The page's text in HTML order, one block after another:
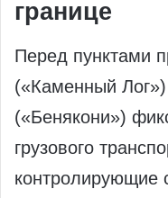
границе
Перед пунктами
(«Каменный
(«Бенякони»)
грузового
контролирующие